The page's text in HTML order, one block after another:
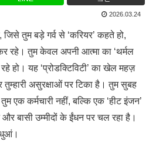
2026.03.24
जिसे तुम बड़े गर्व से ‘करियर’ कहते हो,
रहे। तुम केवल अपनी आत्मा का ‘थर्मल
हो। यह ‘प्रोडक्टिविटी’ का खेल महज़
असुरक्षाओं पर टिका है। तुम सुबह
एक कर्मचारी नहीं, बल्कि एक ‘हीट इंजन’
बासी उम्मीदों के ईंधन पर चल रहा है।